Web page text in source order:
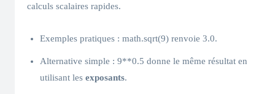
calculs scalaires rapides.
Exemples pratiques : math.sqrt(9) renvoie 3.0.
Alternative simple : 9**0.5 donne le même résultat en
utilisant les exposants.